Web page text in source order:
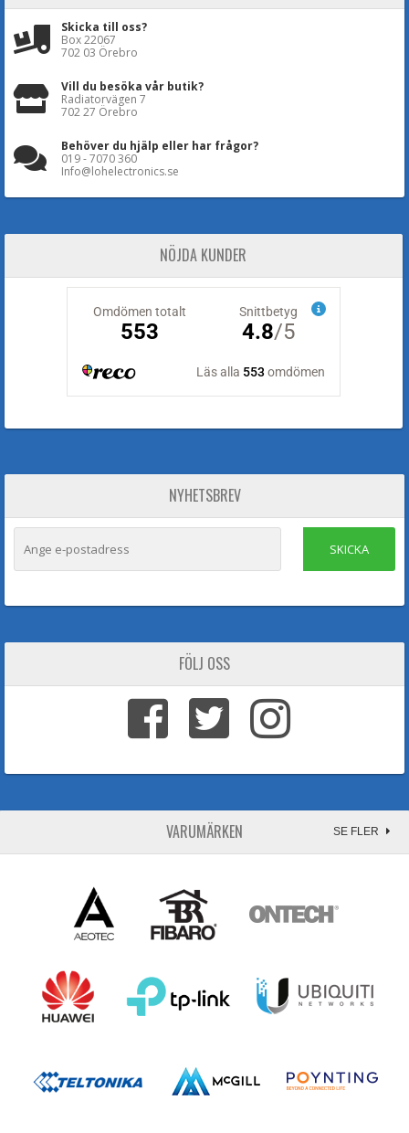
Skicka till oss?
Box 22067
702 03 Örebro
Vill du besöka vår butik?
Radiatorvägen 7
702 27 Örebro
Behöver du hjälp eller har frågor?
019 - 7070 360
Info@lohelectronics.se
NÖJDA KUNDER
NYHETSBREV
SKICKA
FÖLJ OSS
VARUMÄRKEN SE FLER